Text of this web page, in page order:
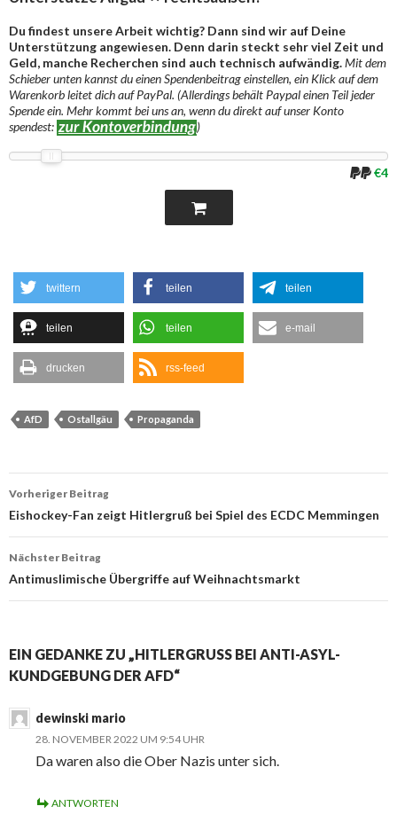
Du findest unsere Arbeit wichtig? Dann sind wir auf Deine
Unterstützung angewiesen. Denn darin steckt sehr viel Zeit und
Geld, manche Recherchen sind auch technisch aufwändig.Mit dem
Schieber unten kannst du einen Spendenbeitrag einstellen, ein Klick auf dem
Warenkorb leitet dich auf PayPal. (Allerdings behält Paypal einen Teil jeder
Spende ein. Mehr kommt bei uns an, wenn du direkt auf unser Konto
spendest:
)
€4
twittern teilen teilen
teilen teilen e-mail
drucken rss-feed
AfD Ostallgäu Propaganda
Beitrags-
Navigation
Vorheriger Beitrag
Eishockey-Fan zeigt Hitlergruß bei Spiel des ECDC Memmingen
Nächster Beitrag
Antimuslimische Übergriffe auf Weihnachtsmarkt
EIN GEDANKE ZU „HITLERGRUSS BEI ANTI-ASYL-K
UNDGEBUNG DER AFD“
dewinski mario
28. NOVEMBER 2022 UM 9:54 UHR
Da waren also die Ober Nazis unter sich.
ANTWORTEN